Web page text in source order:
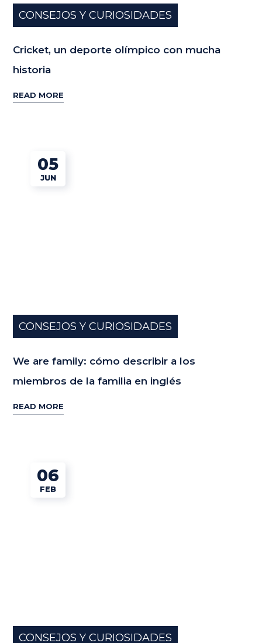
CONSEJOS Y CURIOSIDADES
Cricket, un deporte olímpico con mucha
historia
READ MORE
05
JUN
CONSEJOS Y CURIOSIDADES
We are family: cómo describir a los
miembros de la familia en inglés
READ MORE
06
FEB
CONSEJOS Y CURIOSIDADES